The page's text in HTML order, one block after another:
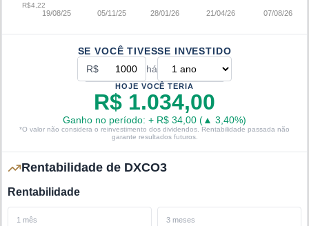
19/08/25 05/11/25 28/01/26 21/04/26 07/08/26
R$4,22
SE VOCÊ TIVESSE INVESTIDO
R$
há
HOJE VOCÊ TERIA
R$ 1.034,00
Ganho no período: + R$ 34,00 (▲ 3,40%)
*O valor não considera o reinvestimento dos dividendos. Rentabilidade passada não
garante resultados futuros.
Rentabilidade de DXCO3
Rentabilidade
1 mês 3 meses